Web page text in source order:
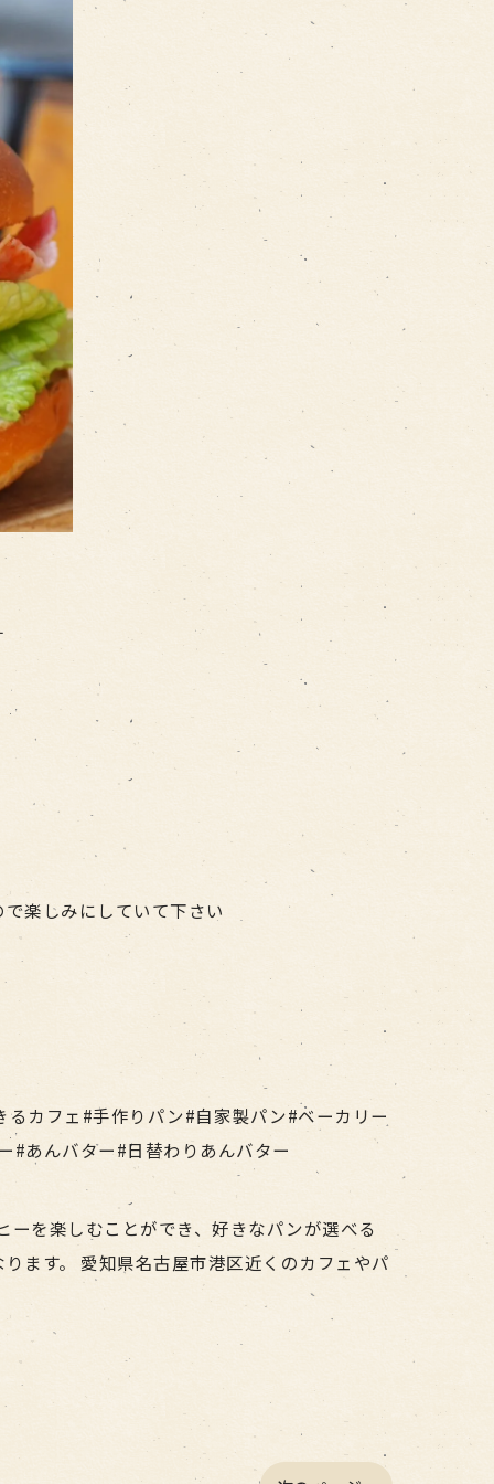
楽しみにしていて下さい
カフェ#手作りパン#自家製パン#ベーカリー
#あんバター#日替わりあんバター
を楽しむことができ、好きなパンが選べる
ます。 愛知県名古屋市港区近くのカフェやパ